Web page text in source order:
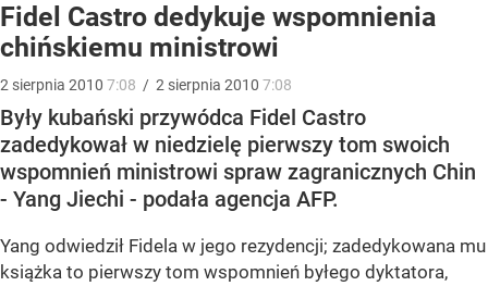
Fidel Castro dedykuje wspomnienia
chińskiemu ministrowi
2 sierpnia 2010 7:08 / 2 sierpnia 2010 7:08
Były kubański przywódca Fidel Castro
zadedykował w niedzielę pierwszy tom swoich
wspomnień ministrowi spraw zagranicznych Chin
- Yang Jiechi - podała agencja AFP.
Yang odwiedził Fidela w jego rezydencji; zadedykowana mu
książka to pierwszy tom wspomnień byłego dyktatora,